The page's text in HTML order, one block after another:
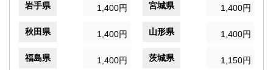
岩手県 1,400円 宮城県 1,400円
秋田県 1,400円 山形県 1,400円
福島県 1,400円 茨城県 1,150円